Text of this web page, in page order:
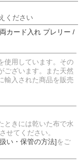
ください
カード入れ プレリー /
使用しています。その
ございます。また天然
輸入された商品を販売
ときには乾いた布で水
せてください。
い・保管の方法]をご